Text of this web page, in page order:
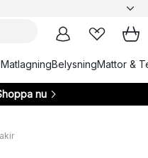
BelysningMattor &
nu